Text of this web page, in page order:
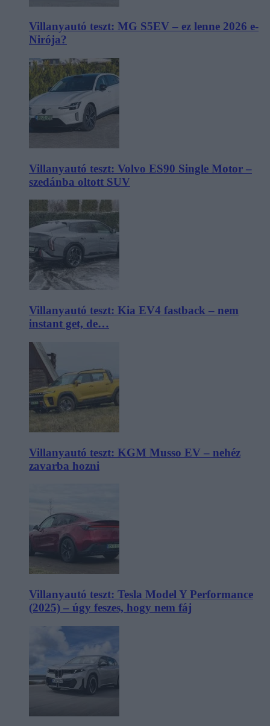
Villanyautó teszt: MG S5EV – ez lenne 2026 e-
Nirója?
Villanyautó teszt: Volvo ES90 Single Motor –
szedánba oltott SUV
Villanyautó teszt: Kia EV4 fastback – nem
instant get, de…
Villanyautó teszt: KGM Musso EV – nehéz
zavarba hozni
Villanyautó teszt: Tesla Model Y Performance
(2025) – úgy feszes, hogy nem fáj